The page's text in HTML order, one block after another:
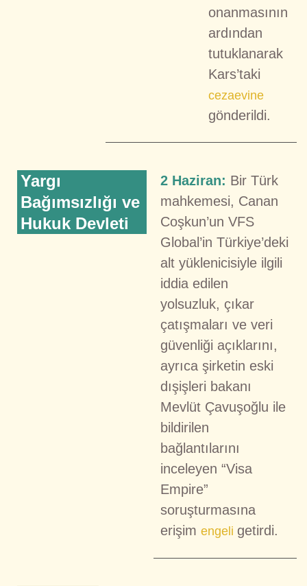
onanmasının
ardından
tutuklanarak
Kars’taki
cezaevine
gönderildi.
Yargı
Bağımsızlığı ve
Hukuk Devleti
2 Haziran: Bir Türk
mahkemesi, Canan
Coşkun’un VFS
Global’in Türkiye’deki
alt yüklenicisiyle ilgili
iddia edilen
yolsuzluk, çıkar
çatışmaları ve veri
güvenliği açıklarını,
ayrıca şirketin eski
dışişleri bakanı
Mevlüt Çavuşoğlu ile
bildirilen
bağlantılarını
inceleyen “Visa
Empire”
soruşturmasına
erişim engeli getirdi.